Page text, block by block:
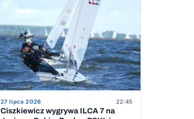
27 lipca 2026 22:45
Ciszkiewicz wygrywa ILCA 7 na